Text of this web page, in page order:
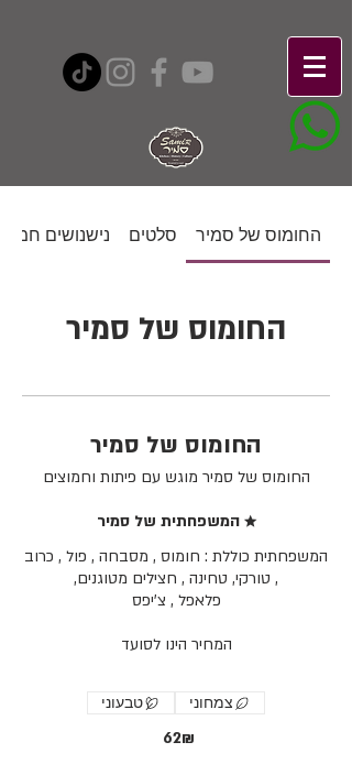
החומוס של סמיר סלטים נישנושים חמים
החומוס של סמיר
החומוס של סמיר
החומוס של סמיר מוגש עם פיתות וחמוצים
★ המשפחתית של סמיר
המשפחתית כוללת : חומוס , מסבחה , פול , כרוב
‏62 ‏₪
צמחוני טבעוני